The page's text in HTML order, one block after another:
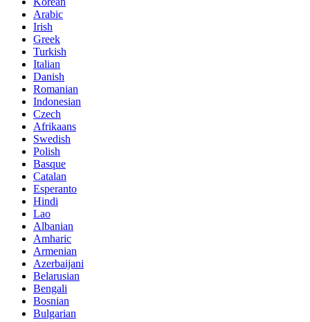
Arabic
Irish
Greek
Turkish
Italian
Danish
Romanian
Indonesian
Czech
Afrikaans
Swedish
Polish
Basque
Catalan
Esperanto
Hindi
Lao
Albanian
Amharic
Armenian
Azerbaijani
Belarusian
Bengali
Bosnian
Bulgarian